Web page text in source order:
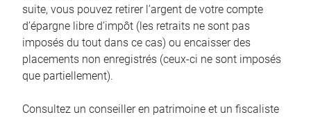
suite, vous pouvez retirer l’argent de votre compte
d’épargne libre d’impôt (les retraits ne sont pas
imposés du tout dans ce cas) ou encaisser des
placements non enregistrés (ceux-ci ne sont imposés
que partiellement).
Consultez un conseiller en patrimoine et un fiscaliste